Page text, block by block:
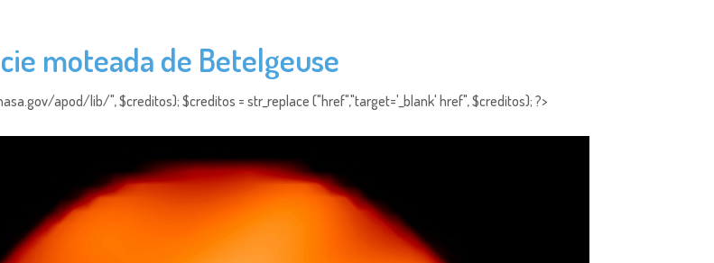
moteada de Betelgeuse
apod/lib/", $creditos); $creditos = str_replace ("href","target='_blank' href", $creditos); ?>